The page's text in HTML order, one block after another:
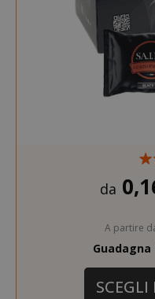
da
A partire
Guadagna